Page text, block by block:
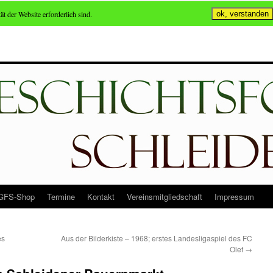
Shop Termine Kontakt Vereinsmitgliedschaft Impressum
Aus der Bilderkiste – 1968; erstes Landesligaspiel des FC
Olef →
der Website erforderlich sind. ok, verstanden